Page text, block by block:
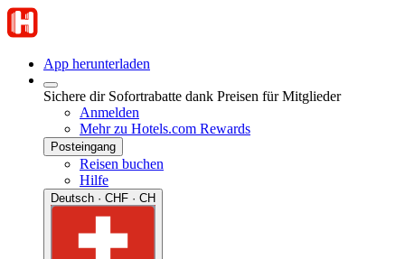
App herunterladen
Sichere dir Sofortrabatte dank Preisen für Mitglieder
Anmelden
Mehr zu Hotels.com Rewards
Posteingang
Reisen buchen
Hilfe
Deutsch · CHF · CH